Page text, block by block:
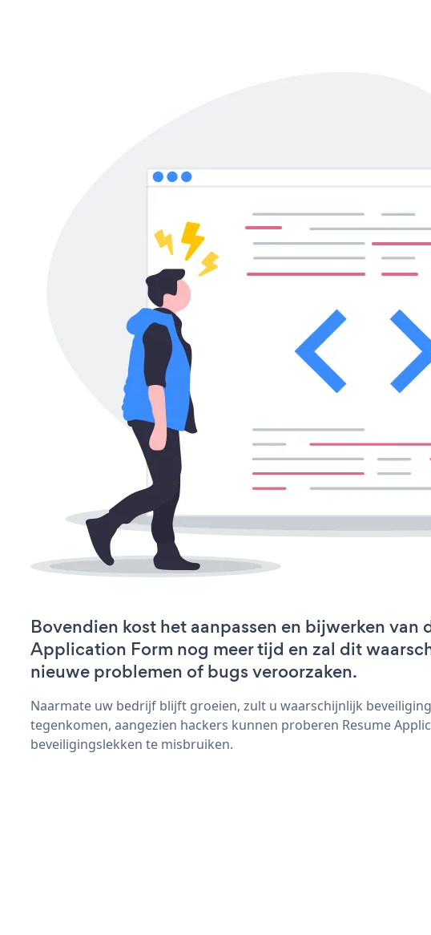
Bovendien kost het aanpassen en bijwerken van
Application Form nog meer tijd en zal dit
nieuwe problemen of bugs veroorzaken.
Naarmate uw bedrijf blijft groeien, zult u waarschijnlijk
tegenkomen, aangezien hackers kunnen proberen Resume
beveiligingslekken te misbruiken.